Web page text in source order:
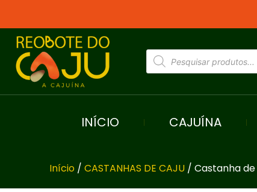
INÍCIO CAJUÍNA
Início / CASTANHAS DE CAJU / Castanha